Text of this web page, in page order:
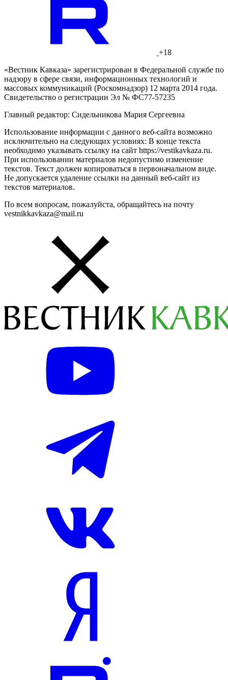
+18
«Вестник Кавказа» зарегистрирован в Федеральной службе по
надзору в сфере связи, информационных технологий и
массовых коммуникаций (Роскомнадзор) 12 марта 2014 года.
Свидетельство о регистрации Эл № ФС77-57235
Главный редактор: Сидельникова Мария Сергеевна
Использование информации с данного веб-сайта возможно
исключительно на следующих условиях: В конце текста
необходимо указывать ссылку на сайт https://vestikavkaza.ru.
При использовании материалов недопустимо изменение
текстов. Текст должен копироваться в первоначальном виде.
Не допускается удаление ссылки на данный веб-сайт из
текстов материалов.
По всем вопросам, пожалуйста, обращайтесь на почту
vestnikkavkaza@mail.ru